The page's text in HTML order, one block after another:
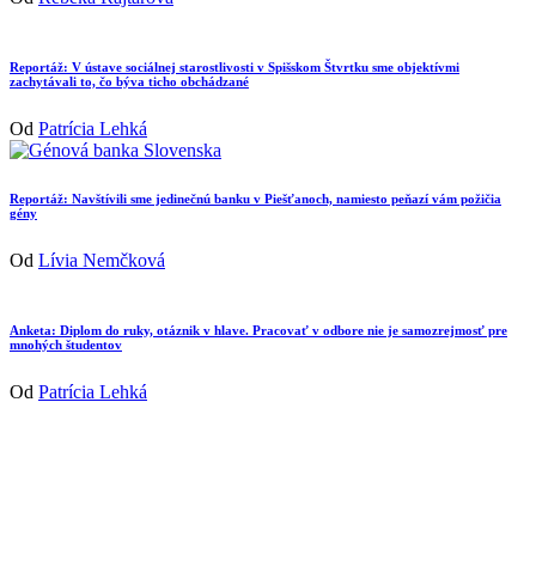
Reportáž: V ústave sociálnej starostlivosti v Spišskom Štvrtku sme objektívmi
zachytávali to, čo býva ticho obchádzané
Od Patrícia Lehká
Reportáž: Navštívili sme jedinečnú banku v Piešťanoch, namiesto peňazí vám požičia
gény
Od Lívia Nemčková
Anketa: Diplom do ruky, otáznik v hlave. Pracovať v odbore nie je samozrejmosť pre
mnohých študentov
Od Patrícia Lehká